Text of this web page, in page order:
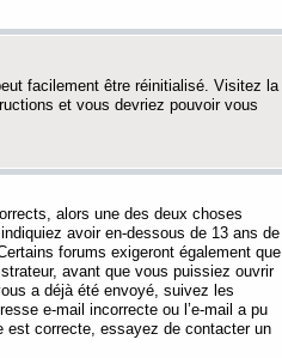
facilement être réinitialisé. Visitez la
et vous devriez pouvoir vous
alors une des deux choses
avoir en-dessous de 13 ans de
forums exigeront également que
avant que vous puissiez ouvrir
a déjà été envoyé, suivez les
e-mail incorrecte ou l’e-mail a pu
est correcte, essayez de contacter un